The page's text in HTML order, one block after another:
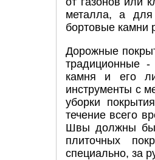
металла, а для
бортовые камни
Дорожные
традиционные -
камня и его
инструменты с
уборки
течение всего
Швы должны
плиточных
специально, за